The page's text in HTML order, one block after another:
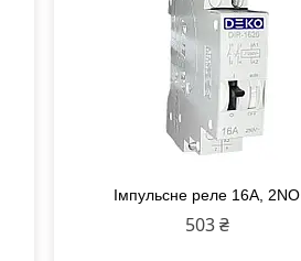
Імпульсне реле 16А, 2NО
503 ₴